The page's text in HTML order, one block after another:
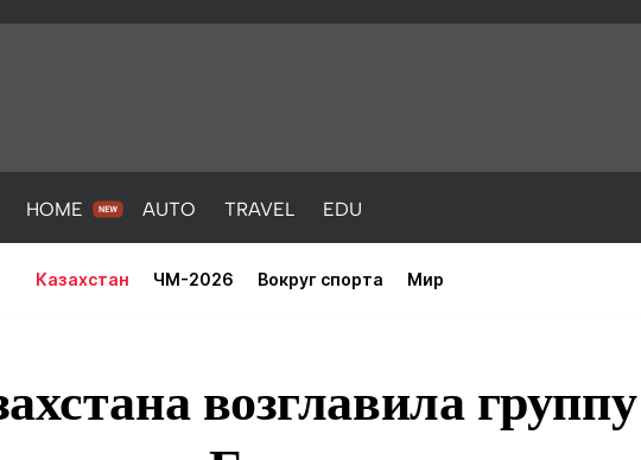
HOME AUTO TRAVEL EDU
Казахстан ЧМ-2026 Вокруг спорта Мир
возглавила